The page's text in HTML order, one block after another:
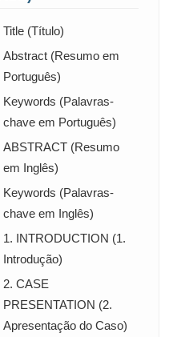
Title (Título)
Abstract (Resumo em
Português)
Keywords (Palavras-
chave em Português)
ABSTRACT (Resumo
em Inglês)
Keywords (Palavras-
chave em Inglês)
1. INTRODUCTION (1.
Introdução)
2. CASE
PRESENTATION (2.
Apresentação do Caso)